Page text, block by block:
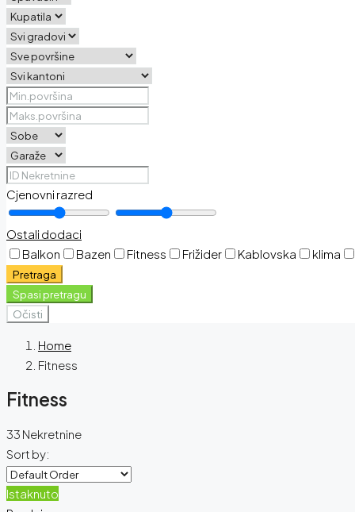
Cjenovni razred
Ostali dodaci
Balkon
Bazen Fitness Frižider Kablovska klima
Pretraga
Spasi pretragu
Očisti
Home
Fitness
Fitness
33 Nekretnine
Sort by:
Istaknuto